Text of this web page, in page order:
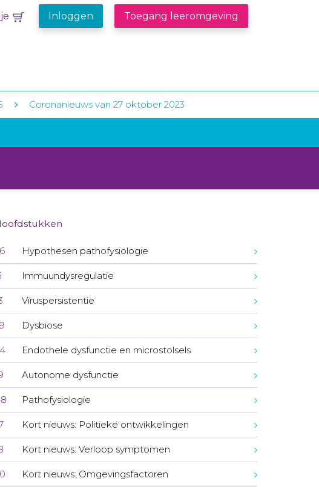
Inloggen Toegang leeromgeving
Coronanieuws van 27 oktober 2023
Hypothesen pathofysiologie
Immuundysregulatie
Viruspersistentie
Dysbiose
Endothele dysfunctie en microstolsels
Autonome dysfunctie
Pathofysiologie
Kort nieuws: Politieke ontwikkelingen
Kort nieuws: Verloop symptomen
Kort nieuws: Omgevingsfactoren